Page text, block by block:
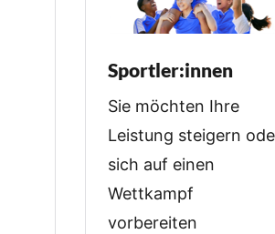
Sportler:innen
Sie möchten Ihre
Leistung steigern
sich auf einen
Wettkampf
vorbereiten